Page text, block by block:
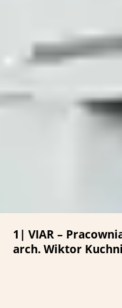
1| VIAR –
arch. Wiktor